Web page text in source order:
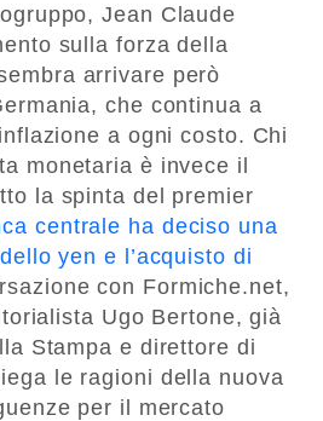
Jean Claude
sulla forza della
arrivare però
che continua a
a ogni costo. Chi
monetaria è invece il
la spinta del premier
centrale ha deciso una
yen e l’acquisto di
con Formiche.net,
Ugo Bertone, già
Stampa e direttore di
le ragioni della nuova
per il mercato